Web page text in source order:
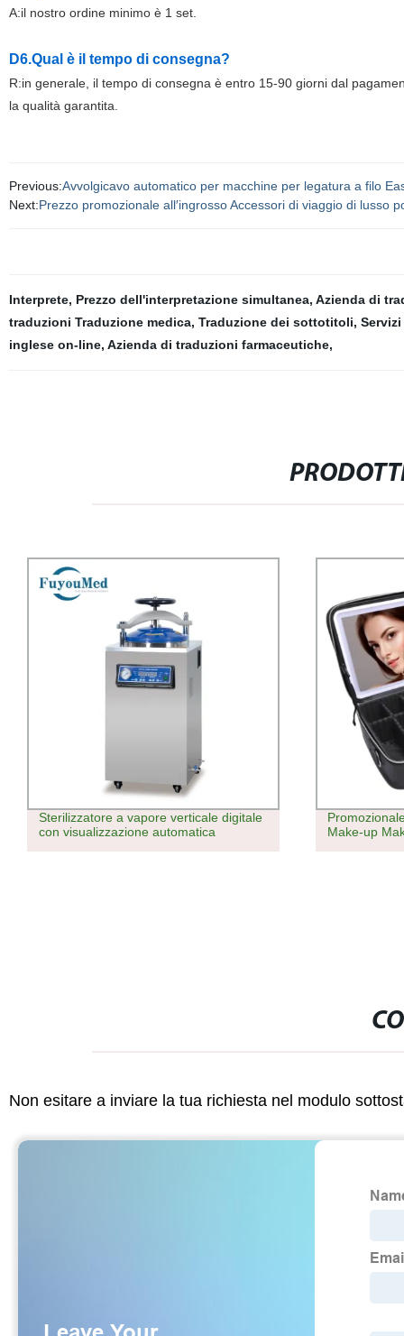
A:il nostro ordine minimo è 1 set.
D6.Qual è il tempo di consegna?
R:in generale, il tempo di consegna è entro 15-90 giorni dal
la qualità garantita.
Previous:Avvolgicavo automatico per macchine per legatura a filo
Next:Prezzo promozionale all′ingrosso Accessori di viaggio di lusso
Interprete, Prezzo dell'interpretazione simultanea, Azienda di
traduzioni Traduzione medica, Traduzione dei sottotitoli,
inglese on-line, Azienda di traduzioni farmaceutiche,
Promozionale viaggio LED illuminato
Make-up Make-up Specchio cosmetico
Palestra
Non esitare a inviare la tua richiesta nel modulo